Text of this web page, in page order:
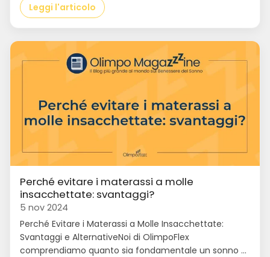
Leggi l'articolo
Perché evitare i materassi a molle
insacchettate: svantaggi?
5 nov 2024
Perché Evitare i Materassi a Molle Insacchettate:
Svantaggi e AlternativeNoi di OlimpoFlex
comprendiamo quanto sia fondamentale un sonno ...